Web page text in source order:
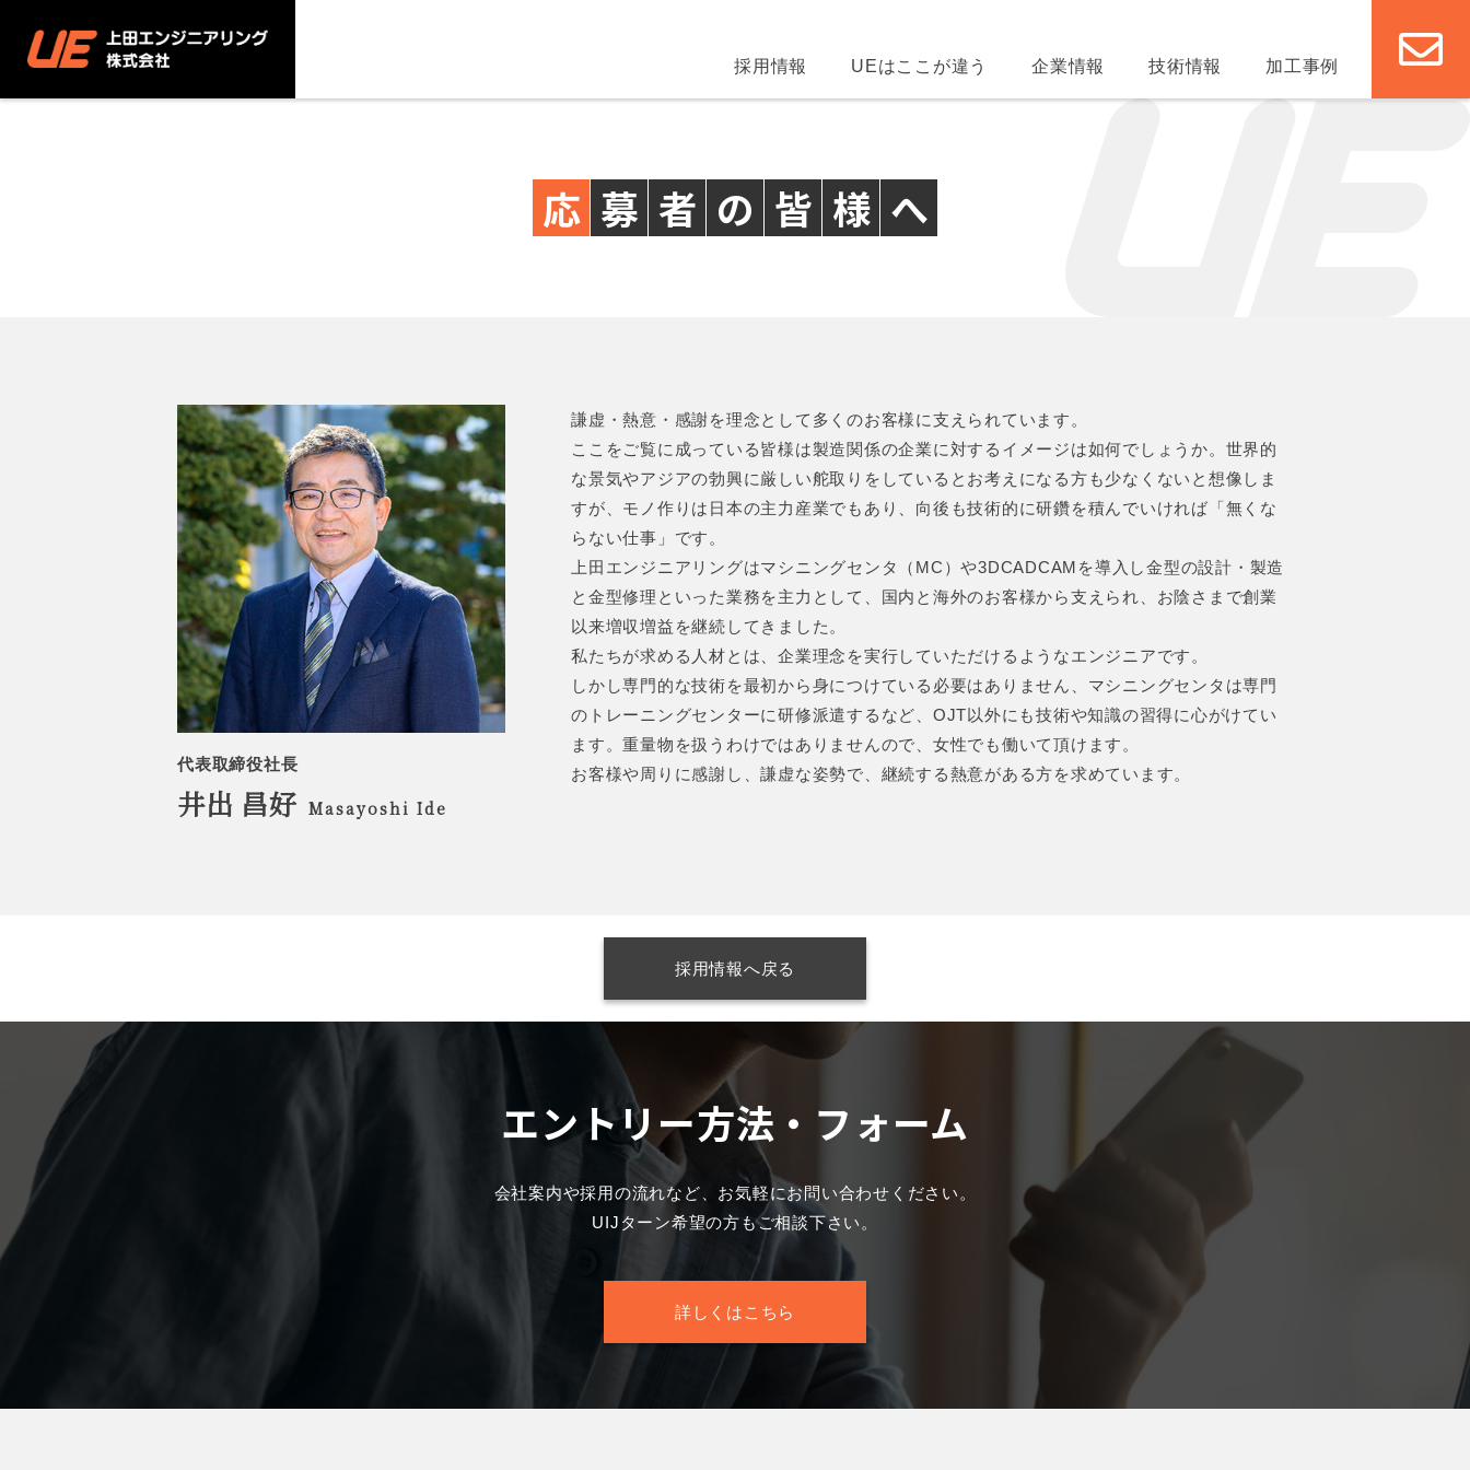
採用情報 UEはここが違う 企業情報 技術情報 加工事例
応 募 者 の 皆 様 へ
代表取締役社長
井出 昌好 Masayoshi Ide
謙虚・熱意・感謝を理念として多くのお客様に支えられています。
ここをご覧に成っている皆様は製造関係の企業に対するイメージは如何でしょうか。世界的
な景気やアジアの勃興に厳しい舵取りをしているとお考えになる方も少なくないと想像しま
すが、モノ作りは日本の主力産業でもあり、向後も技術的に研鑽を積んでいければ「無くな
らない仕事」です。
上田エンジニアリングはマシニングセンタ（MC）や3DCADCAMを導入し金型の設計・製造
と金型修理といった業務を主力として、国内と海外のお客様から支えられ、お陰さまで創業
以来増収増益を継続してきました。
私たちが求める人材とは、企業理念を実行していただけるようなエンジニアです。
しかし専門的な技術を最初から身につけている必要はありません、マシニングセンタは専門
のトレーニングセンターに研修派遣するなど、OJT以外にも技術や知識の習得に心がけてい
ます。重量物を扱うわけではありませんので、女性でも働いて頂けます。
お客様や周りに感謝し、謙虚な姿勢で、継続する熱意がある方を求めています。
採用情報へ戻る
エントリー方法・フォーム
会社案内や採用の流れなど、お気軽にお問い合わせください。
UIJターン希望の方もご相談下さい。
詳しくはこちら